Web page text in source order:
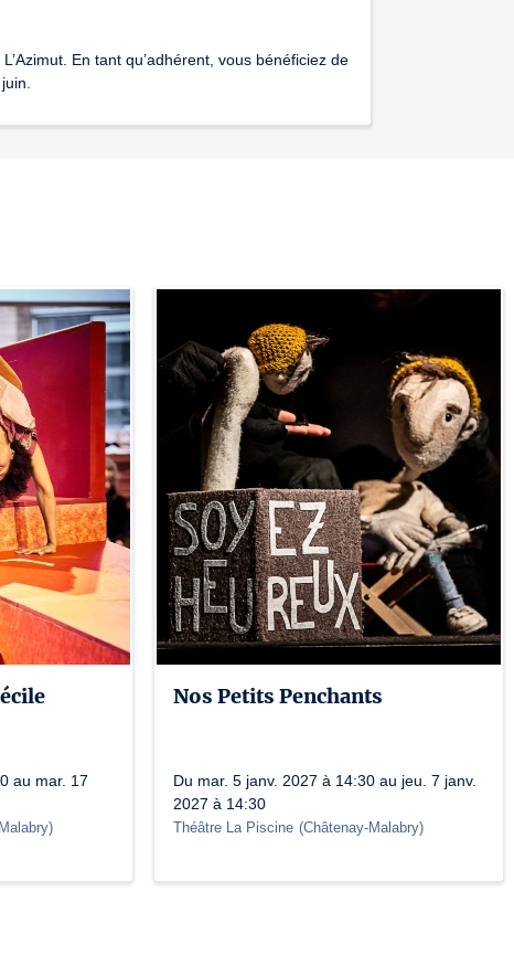
au mar. 17
)
Nos Petits Penchants
Du mar. 5 janv. 2027 à 14:30 au jeu. 7 janv.
2027 à 14:30
Théâtre La Piscine (Châtenay-Malabry)
En tant qu’adhérent, vous bénéficiez de